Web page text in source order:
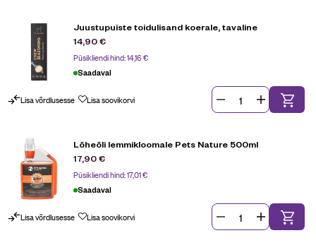
Juustupuiste toidulisand koerale, tavaline
14,90€
Püsikliendi hind:14,16€
Saadaval
Lisa võrdlusesse Lisa soovikorvi
Lõheõli lemmikloomale Pets Nature 500ml
17,90€
Püsikliendi hind:17,01€
Saadaval
Lisa võrdlusesse Lisa soovikorvi